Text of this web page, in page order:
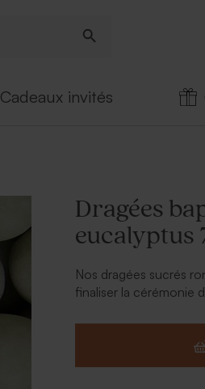
Cadeaux invités
Dragées
eucalyptus
Nos dragées sucrés
finaliser la cérémonie
* Contenance : 750